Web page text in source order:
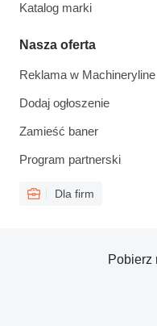
Katalog marki
Nasza oferta
Reklama w Machineryline
Dodaj ogłoszenie
Zamieść baner
Program partnerski
Dla firm
Pobierz